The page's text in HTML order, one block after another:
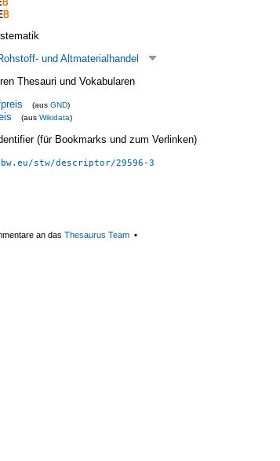
und Altmaterialhandel
Thesauri und Vokabularen
(aus GND)
(aus Wikidata)
(für Bookmarks und zum Verlinken)
stw/descriptor/29596-3
an das Thesaurus Team ▪